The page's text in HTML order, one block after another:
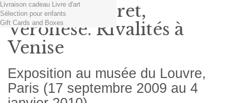
Livraison cadeau Livre d'art
Sélection pour enfants
Gift Cards and Boxes
Titien, Tintoret,
Véronèse. Rivalités à
Venise
Exposition au musée du Louvre,
Paris (17 septembre 2009 au 4